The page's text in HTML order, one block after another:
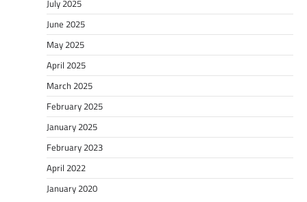
July 2025
June 2025
May 2025
April 2025
March 2025
February 2025
January 2025
February 2023
April 2022
January 2020